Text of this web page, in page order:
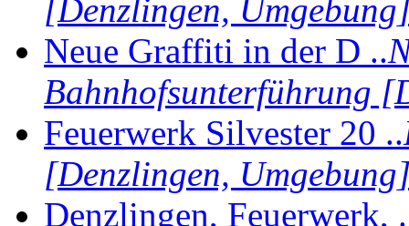
[Denzlingen,
Neue Graffiti in der D ..
Bahnhofsunterführung
Feuerwerk Silvester 20 ..
[Denzlingen,
Denzlingen, Feuerwerk,